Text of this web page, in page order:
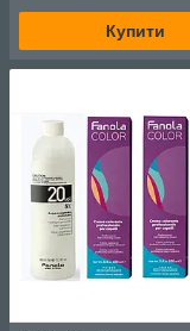
Купити